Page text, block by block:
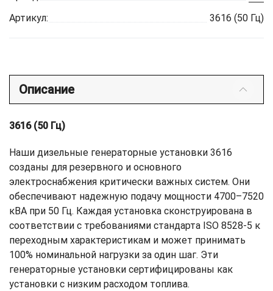
Артикул:
3616 (50 Гц)
Описание
3616 (50 Гц)
Наши дизельные генераторные установки 3616
созданы для резервного и основного
электроснабжения критически важных систем. Они
обеспечивают надежную подачу мощности 4700–7520
кВА при 50 Гц. Каждая установка сконструирована в
соответствии с требованиями стандарта ISO 8528-5 к
переходным характеристикам и может принимать
100% номинальной нагрузки за один шаг. Эти
генераторные установки сертифицированы как
установки с низким расходом топлива.